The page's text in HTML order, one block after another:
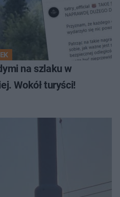
na szlaku w
Wokół turyści!